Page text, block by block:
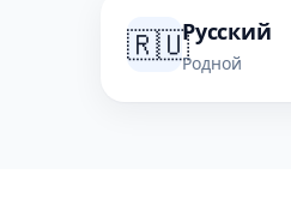
🇷🇺Русский
Родной